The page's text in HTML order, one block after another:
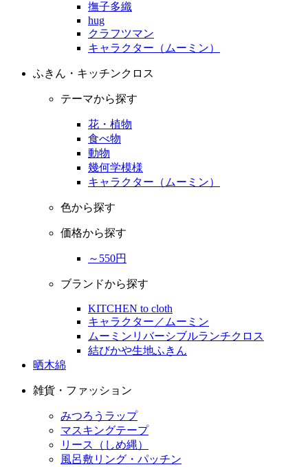
撫子多織
hug
クラフツマン
キャラクター（ムーミン）
ふきん・キッチンクロス
テーマから探す
花・植物
食べ物
動物
幾何学模様
キャラクター（ムーミン）
色から探す
価格から探す
～550円
ブランドから探す
KITCHEN to cloth
キャラクター／ムーミン
ムーミンリバーシブルランチクロス
結びかや生地ふきん
晒木綿
雑貨・ファッション
みつろうラップ
マスキングテープ
リース（しめ縄）
風呂敷リング・パッチン